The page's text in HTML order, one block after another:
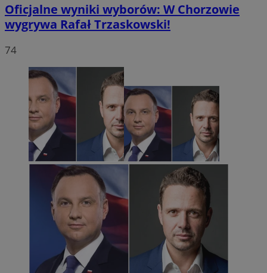
Oficjalne wyniki wyborów: W Chorzowie
wygrywa Rafał Trzaskowski!
74